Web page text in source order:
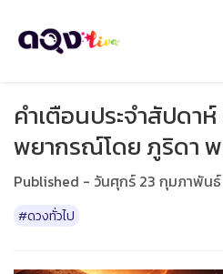
คำเตือนประจำสัปดา
พยากรณ์โดย ภูริดา
Published - วันศุกร์ 23 กุมภาพัน
#ดวงทั่วไป